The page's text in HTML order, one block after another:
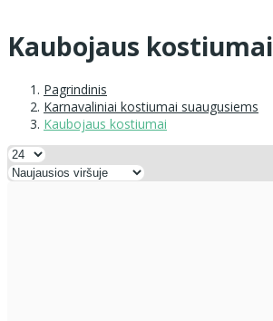
Kaubojaus kostiumai
Pagrindinis
Karnavaliniai kostiumai suaugusiems
Kaubojaus kostiumai